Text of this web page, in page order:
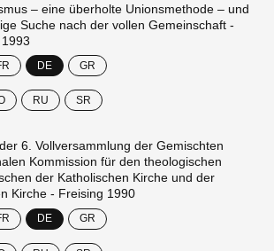
– eine überholte Unionsmethode – und
Suche nach der vollen Gemeinschaft -
DE GR
RU SR
6. Vollversammlung der Gemischten
Kommission für den theologischen
der Katholischen Kirche und der
Kirche - Freising 1990
DE GR